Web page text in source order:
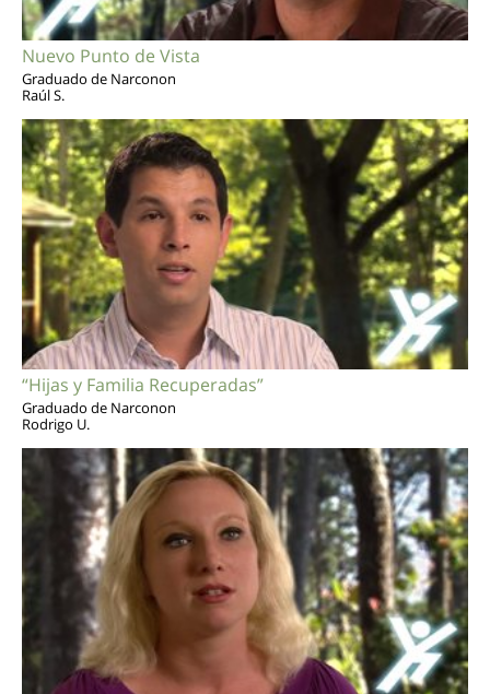
Nuevo Punto de Vista
Graduado de Narconon
Raúl S.
“Hijas y Familia Recuperadas”
Graduado de Narconon
Rodrigo U.